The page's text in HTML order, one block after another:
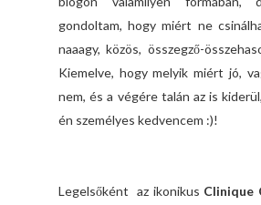
gondoltam, hogy miért ne
naaagy, közös, összegző-
Kiemelve, hogy melyik miért jó,
nem, és a végére talán az is
én személyes kedvencem :)!
Legelsőként az ikonikus Clinique